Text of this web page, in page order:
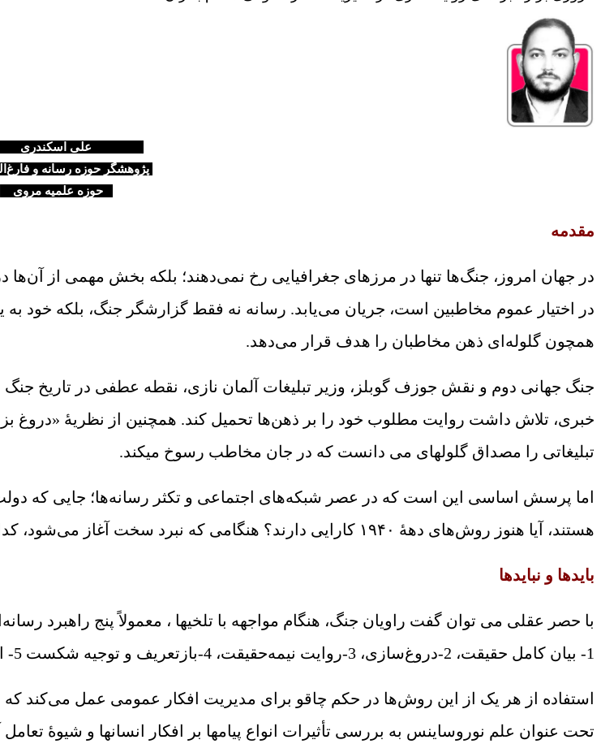
علی
پژوهشگر حوزه رسانه و
حوزه علمیه مروی
مقدمه
در جهان امروز، جنگ‌ها تنها در مرزهای جغرافیایی رخ نمی‌دهند؛ بلکه بخش مهمی از
در اختیار عموم مخاطبین است، جریان می‌یابد. رسانه نه فقط گزارشگر جنگ، بلکه خود به
همچون گلوله‌ای ذهن مخاطبان را هدف قرار می‌دهد.
جنگ جهانی دوم و نقش جوزف گوبلز، وزیر تبلیغات آلمان نازی، نقطه عطفی در تاریخ جنگ
خبری، تلاش داشت روایت مطلوب خود را بر ذهن‌ها تحمیل کند. همچنین از نظریۀ «دروغ
تبلیغاتی را مصداق گلوله‏ای می دانست که در جان مخاطب رسوخ می‏کند.
اما پرسش اساسی این است که در عصر شبکه‌های اجتماعی و تکثر رسانه‌ها؛ جایی که
هستند، آیا هنوز روش‌های دهۀ‌ ۱۹۴۰ کارایی دارند؟ هنگامی که نبرد سخت آغاز می‌شود، کدام رویکرد روایی می‌تواند همچنان بر افکار عمومی تأثیرگذار باشد؟
بایدها و نبایدها
با حصر عقلی می توان گفت راویان جنگ، هنگام مواجهه با تلخی‏ها ، معمولاً پنج راهبرد
1- بیان کامل حقیقت، 2-دروغ‌سازی، 3-روایت نیمه‌حقیقت، 4-بازتعریف و توجیه شکست 5- ایجاد ابهام و چندصدایی.
استفاده از هر یک از این روش‌ها در حکم چاقو برای مدیریت افکار عمومی عمل می‌کند که
تحت عنوان علم نوروساینس به بررسی تأثیرات انواع پیام‏ها بر افکار انسان‏ها و شیوۀ